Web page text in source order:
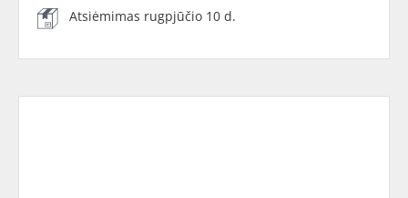
Atsiėmimas rugpjūčio 10 d.